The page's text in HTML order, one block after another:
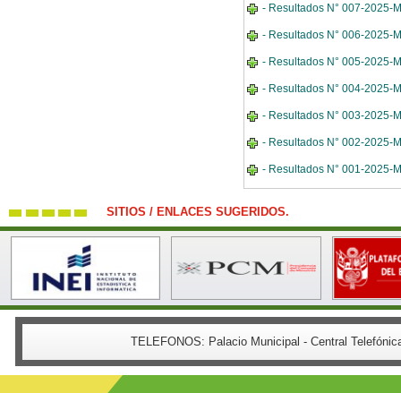
- Resultados N° 007-2025-
- Resultados N° 006-2025-
- Resultados N° 005-2025-
- Resultados N° 004-2025-
- Resultados N° 003-2025-
- Resultados N° 002-2025-
- Resultados N° 001-2025-
SITIOS / ENLACES SUGERIDOS.
TELEFONOS: Palacio Municipal - Central